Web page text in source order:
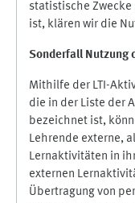
statistische
ist, klären wir die
Sonderfall Nutzung
Mithilfe der LTI-
die in der Liste der
bezeichnet ist,
Lehrende externe,
Lernaktivitäten in
externen
Übertragung von